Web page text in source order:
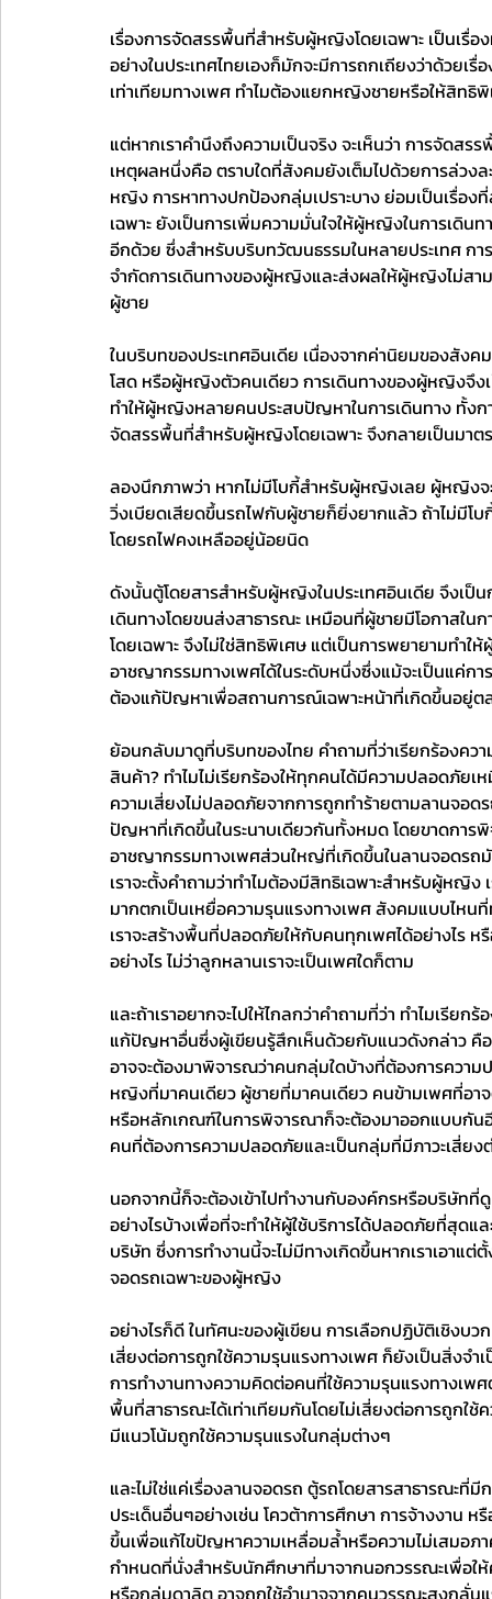
เรื่องการจัดสรรพื้นที่สำหรับผู้หญิงโดยเฉพาะ เป็นเรื่อ
อย่างในประเทศไทยเองก็มักจะมีการถกเถียงว่าด้วย
เท่าเทียมทางเพศ ทำไมต้องแยกหญิงชายหรือให้สิท
แต่หากเราคำนึงถึงความเป็นจริง จะเห็นว่า การจัดส
เหตุผลหนึ่งคือ ตราบใดที่สังคมยังเต็มไปด้วยการล่วง
หญิง การหาทางปกป้องกลุ่มเปราะบาง ย่อมเป็นเรื่อ
เฉพาะ ยังเป็นการเพิ่มความมั่นใจให้ผู้หญิงในการเดิ
อีกด้วย ซึ่งสำหรับบริบทวัฒนธรรมในหลายประเทศ ก
จำกัดการเดินทางของผู้หญิงและส่งผลให้ผู้หญิงไม่สา
ผู้ชาย
ในบริบทของประเทศอินเดีย เนื่องจากค่านิยมของสัง
โสด หรือผู้หญิงตัวคนเดียว การเดินทางของผู้หญิงจึ
ทำให้ผู้หญิงหลายคนประสบปัญหาในการเดินทาง ทั้งก
จัดสรรพื้นที่สำหรับผู้หญิงโดยเฉพาะ จึงกลายเป็นมา
ลองนึกภาพว่า หากไม่มีโบกี้สำหรับผู้หญิงเลย ผู้หญิงจ
วิ่งเบียดเสียดขึ้นรถไฟกับผู้ชายก็ยิ่งยากแล้ว ถ้าไม่มี
โดยรถไฟคงเหลืออยู่น้อยนิด
ดังนั้นตู้โดยสารสำหรับผู้หญิงในประเทศอินเดีย จึงเ
เดินทางโดยขนส่งสาธารณะ เหมือนที่ผู้ชายมีโอกาสใ
โดยเฉพาะ จึงไม่ใช่สิทธิพิเศษ แต่เป็นการพยายามทำ
อาชญากรรมทางเพศได้ในระดับหนึ่งซึ่งแม้จะเป็นแค่ก
ต้องแก้ปัญหาเพื่อสถานการณ์เฉพาะหน้าที่เกิดขึ้นอยู่
ย้อนกลับมาดูที่บริบทของไทย คำถามที่ว่าเรียกร้องค
สินค้า? ทำไมไม่เรียกร้องให้ทุกคนได้มีความปลอดภัย
ความเสี่ยงไม่ปลอดภัยจากการถูกทำร้ายตามลานจอ
ปัญหาที่เกิดขึ้นในระนาบเดียวกันทั้งหมด โดยขาดกา
อาชญากรรมทางเพศส่วนใหญ่ที่เกิดขึ้นในลานจอด
เราจะตั้งคำถามว่าทำไมต้องมีสิทธิเฉพาะสำหรับผู้หญิ
มากตกเป็นเหยื่อความรุนแรงทางเพศ สังคมแบบไห
เราจะสร้างพื้นที่ปลอดภัยให้กับคนทุกเพศได้อย่างไร ห
อย่างไร ไม่ว่าลูกหลานเราจะเป็นเพศใดก็ตาม
และถ้าเราอยากจะไปให้ไกลกว่าคำถามที่ว่า ทำไมเรี
แก้ปัญหาอื่นซึ่งผู้เขียนรู้สึกเห็นด้วยกับแนวดังกล่าว
อาจจะต้องมาพิจารณว่าคนกลุ่มใดบ้างที่ต้องการความ
หญิงที่มาคนเดียว ผู้ชายที่มาคนเดียว คนข้ามเพศที่อา
หรือหลักเกณฑ์ในการพิจารณาก็จะต้องมาออกแบบกั
คนที่ต้องการความปลอดภัยและเป็นกลุ่มที่มีภาวะเสี่ยง
นอกจากนี้ก็จะต้องเข้าไปทำงานกับองค์กรหรือบริษัท
อย่างไรบ้างเพื่อที่จะทำให้ผู้ใช้บริการได้ปลอดภัยที่สุด
บริษัท ซึ่งการทำงานนี้จะไม่มีทางเกิดขึ้นหากเราเอาแ
จอดรถเฉพาะของผู้หญิง
อย่างไรก็ดี ในทัศนะของผู้เขียน การเลือกปฏิบัติเชิงบ
เสี่ยงต่อการถูกใช้ความรุนแรงทางเพศ ก็ยังเป็นสิ่งจ
การทำงานทางความคิดต่อคนที่ใช้ความรุนแรงทางเพ
พื้นที่สาธารณะได้เท่าเทียมกันโดยไม่เสี่ยงต่อการถูก
มีแนวโน้มถูกใช้ความรุนแรงในกลุ่มต่างๆ
และไม่ใช่แค่เรื่องลานจอดรถ ตู้รถโดยสารสาธารณะที่
ประเด็นอื่นๆอย่างเช่น โควต้าการศึกษา การจ้างงาน
ขึ้นเพื่อแก้ไขปัญหาความเหลื่อมล้ำหรือความไม่เสมอภ
กำหนดที่นั่งสำหรับนักศึกษาที่มาจากนอกวรรณะเพื่อใ
หรือกลุ่มดาลิต อาจถูกใช้อำนาจจากคนวรรณะสูงกลั่